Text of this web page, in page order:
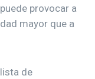
provocar a
mayor que a
de